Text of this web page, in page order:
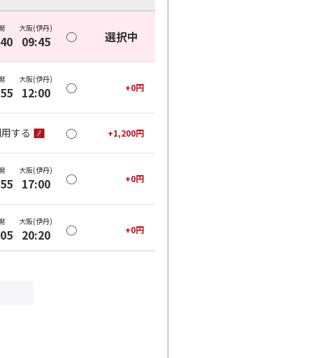
大阪(伊丹)
09:45 ○ 選択中
大阪(伊丹)
12:00 ○ +0円
する ○ +1,200円
大阪(伊丹)
17:00 ○ +0円
大阪(伊丹)
20:20 ○ +0円